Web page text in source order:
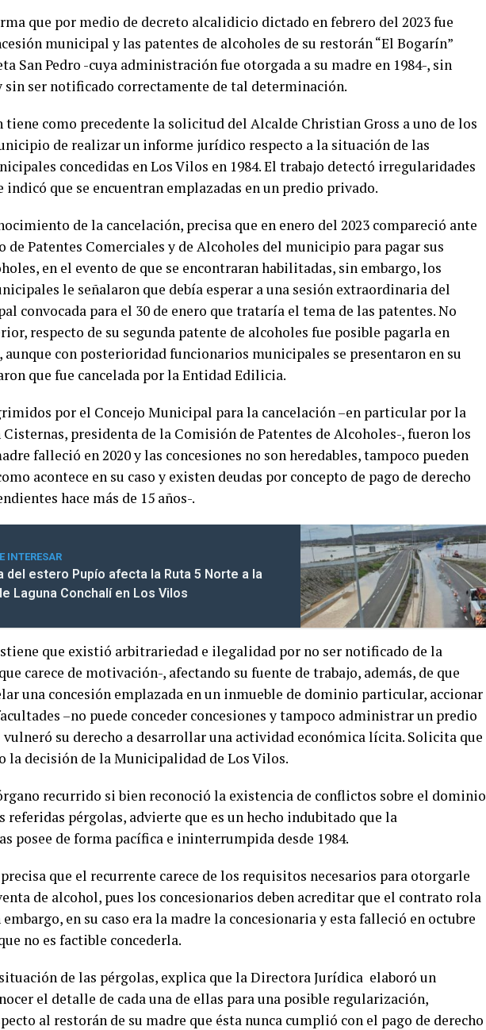
que por medio de decreto alcalidicio dictado en febrero del 2023 fue
municipal y las patentes de alcoholes de su restorán “El Bogarín”
San Pedro -cuya administración fue otorgada a su madre en 1984-, sin
ser notificado correctamente de tal determinación.
tiene como precedente la solicitud del Alcalde Christian Gross a uno de los
de realizar un informe jurídico respecto a la situación de las
concedidas en Los Vilos en 1984. El trabajo detectó irregularidades
indicó que se encuentran emplazadas en un predio privado.
de la cancelación, precisa que en enero del 2023 compareció ante
de Patentes Comerciales y de Alcoholes del municipio para pagar sus
en el evento de que se encontraran habilitadas, sin embargo, los
le señalaron que debía esperar a una sesión extraordinaria del
convocada para el 30 de enero que trataría el tema de las patentes. No
respecto de su segunda patente de alcoholes fue posible pagarla en
aunque con posterioridad funcionarios municipales se presentaron en su
que fue cancelada por la Entidad Edilicia.
por el Concejo Municipal para la cancelación –en particular por la
Cisternas, presidenta de la Comisión de Patentes de Alcoholes-, fueron los
falleció en 2020 y las concesiones no son heredables, tampoco pueden
acontece en su caso y existen deudas por concepto de pago de derecho
hace más de 15 años-.
INTERESAR
del estero Pupío afecta la Ruta 5 Norte a la
Laguna Conchalí en Los Vilos
que existió arbitrariedad e ilegalidad por no ser notificado de la
carece de motivación-, afectando su fuente de trabajo, además, de que
una concesión emplazada en un inmueble de dominio particular, accionar
–no puede conceder concesiones y tampoco administrar un predio
su derecho a desarrollar una actividad económica lícita. Solicita que
la decisión de la Municipalidad de Los Vilos.
recurrido si bien reconoció la existencia de conflictos sobre el dominio
referidas pérgolas, advierte que es un hecho indubitado que la
posee de forma pacífica e ininterrumpida desde 1984.
que el recurrente carece de los requisitos necesarios para otorgarle
de alcohol, pues los concesionarios deben acreditar que el contrato rola
embargo, en su caso era la madre la concesionaria y esta falleció en octubre
no es factible concederla.
de las pérgolas, explica que la Directora Jurídica elaboró un
el detalle de cada una de ellas para una posible regularización,
al restorán de su madre que ésta nunca cumplió con el pago de derecho